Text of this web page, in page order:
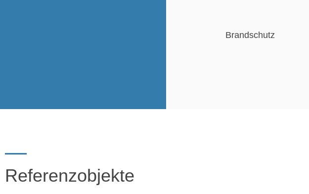
Brandschutz
Referenzobjekte